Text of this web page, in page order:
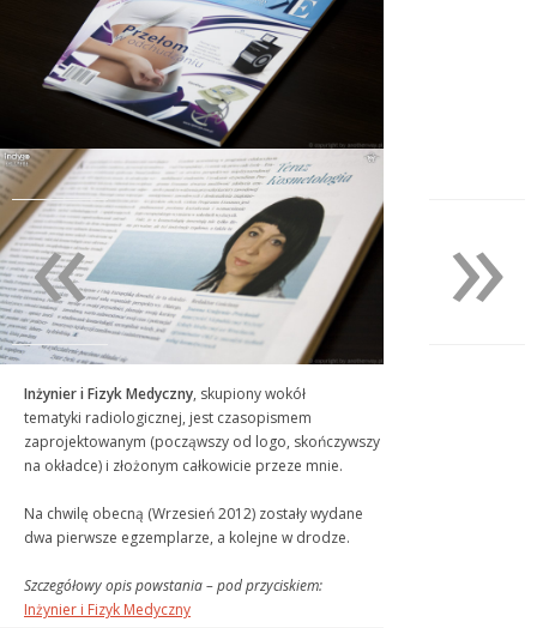
Inżynier i Fizyk Medyczny, skupiony wokół
tematyki radiologicznej, jest czasopismem
zaprojektowanym (począwszy od logo, skończywszy
na okładce) i złożonym całkowicie przeze mnie.
Na chwilę obecną (Wrzesień 2012) zostały wydane
dwa pierwsze egzemplarze, a kolejne w drodze.
Szczegółowy opis powstania – pod przyciskiem:
Inżynier i Fizyk Medyczny
»
«